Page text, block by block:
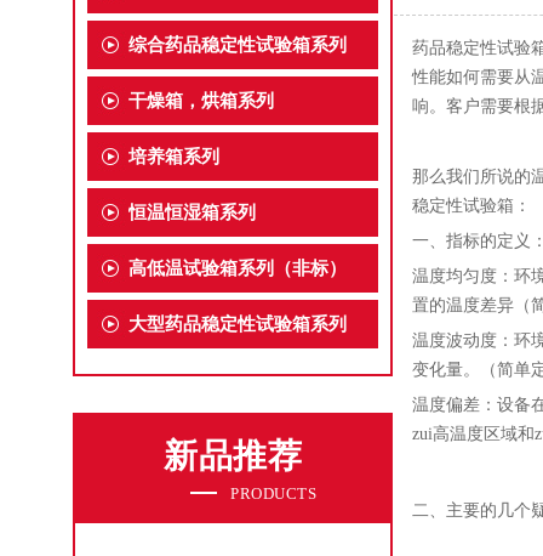
综合药品稳定性试验箱系列
干燥箱，烘箱系列
培养箱系列
恒温恒湿箱系列
高低温试验箱系列（非标）
大型药品稳定性试验箱系列
新品推荐
PRODUCTS
药品稳定性试验
性能如何需要从
响。客户需要根
那么我们所说的
稳定性试验箱：
一、指标的定义
温度均匀度：环
置的温度差异（
温度波动度：环
变化量。（简单
温度偏差：设备
zui高温度区域和
二、主要的几个